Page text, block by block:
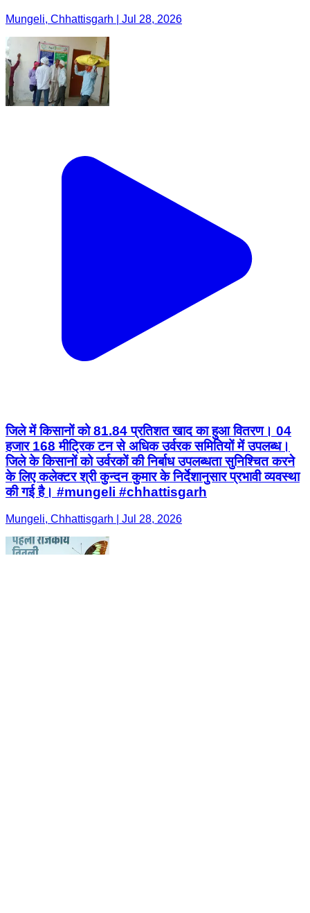
Mungeli, Chhattisgarh | Jul 28, 2026
जिले में किसानों को 81.84 प्रतिशत खाद का हुआ वितरण। 04
हजार 168 मीट्रिक टन से अधिक उर्वरक समितियों में उपलब्ध।
जिले के किसानों को उर्वरकों की निर्बाध उपलब्धता सुनिश्चित करने
के लिए कलेक्टर श्री कुन्दन कुमार के निर्देशानुसार प्रभावी व्यवस्था
की गई है। #mungeli #chhattisgarh
Mungeli, Chhattisgarh | Jul 28, 2026